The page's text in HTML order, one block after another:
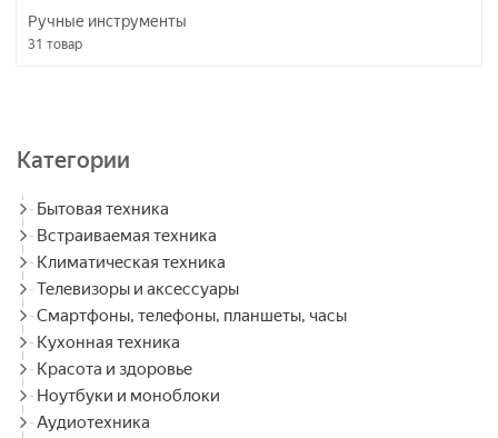
Ручные инструменты
31 товар
Категории
Бытовая техника
Встраиваемая техника
Климатическая техника
Телевизоры и аксессуары
Смартфоны, телефоны, планшеты, часы
Кухонная техника
Красота и здоровье
Ноутбуки и моноблоки
Аудиотехника